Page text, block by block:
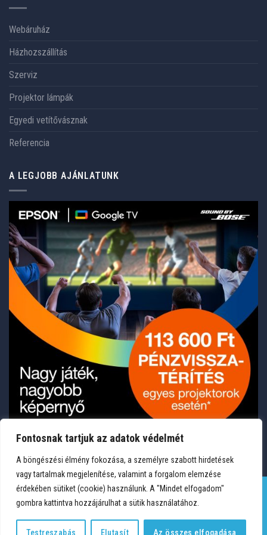
Fontosnak tartjuk az adatok védelmét
A böngészési élmény fokozása, a személyre szabott hirdetések
vagy tartalmak megjelenítése, valamint a forgalom elemzése
érdekében sütiket (cookie) használunk. A "Mindet elfogadom"
gombra kattintva hozzájárulhat a sütik használatához.
Testreszabás Elutasít Az összes elfogadása
Webáruház
Házhozszállítás
Szerviz
Projektor lámpák
Egyedi vetítővásznak
Referencia
A LEGJOBB AJÁNLATUNK